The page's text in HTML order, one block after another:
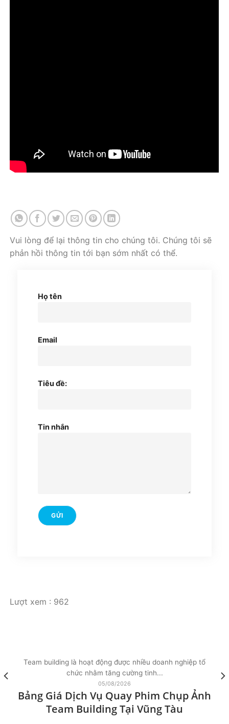
Vui lòng để lại thông tin cho chúng tôi. Chúng tôi sẽ
phản hồi thông tin tới bạn sớm nhất có thể.
Họ tên
Email
Tiêu đề:
Tin nhắn
Lượt xem : 962
Bảng Giá Dịch Vụ Quay Phim Chụp Ảnh
Team Building Tại Vũng Tàu
05/08/2026
Team building là hoạt động được nhiều doanh nghiệp tổ
chức nhằm tăng cường tinh...